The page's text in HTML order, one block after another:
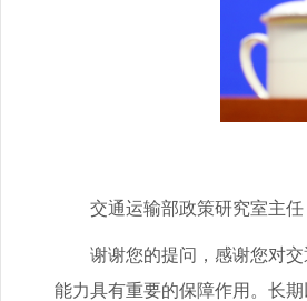
交通运输部政策研究室主任
谢谢您的提问，感谢您对交
能力具有重要的保障作用。长